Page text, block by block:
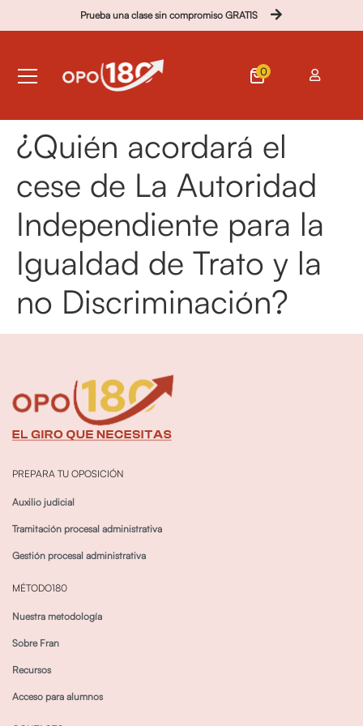
Prueba una clase sin compromiso GRATIS
0
¿Quién acordará el
cese de La Autoridad
Independiente para la
Igualdad de Trato y la
no Discriminación?
PREPARA TU OPOSICIÓN
Auxilio judicial
Tramitación procesal administrativa
Gestión procesal administrativa
MÉTODO180
Nuestra metodología
Sobre Fran
Recursos
Acceso para alumnos